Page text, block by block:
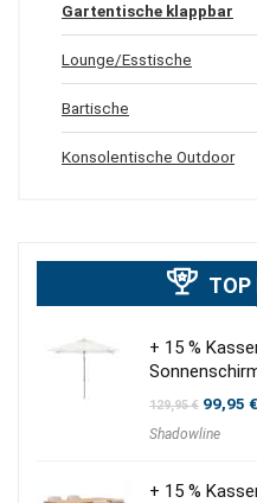
Gartentische klappbar
Lounge/Esstische
Bartische
Konsolentische Outdoor
TOP
+ 15 %
129,95€
war:
99,95 €
Shadowline
+ 15 %